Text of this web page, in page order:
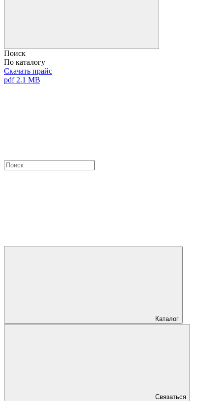
Поиск
По каталогу
Скачать прайс
pdf 2.1 MB
Каталог
Связаться